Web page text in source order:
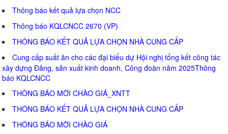
Thông báo kết quả lựa chọn NCC
Thông báo KQLCNCC 2670 (VP)
THÔNG BÁO KẾT QUẢ LỰA CHỌN NHÀ CUNG CẤP
Cung cấp suất ăn cho các đại biểu dự Hội nghị tổng kết công tác
xây dựng Đảng, sản xuất kinh doanh, Công đoàn năm 2025Thông
báo KQLCNCC
THÔNG BÁO MỜI CHÀO GIÁ_XNTT
THÔNG BÁO KẾT QUẢ LỰA CHỌN NHÀ CUNG CẤP
THÔNG BÁO MỜI CHÀO GIÁ